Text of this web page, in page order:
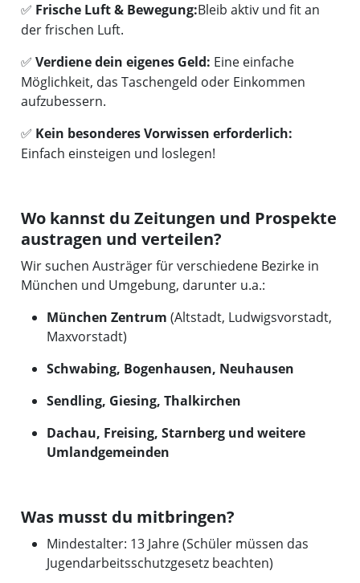
✅ Frische Luft & Bewegung:Bleib aktiv und fit an
der frischen Luft.
✅ Verdiene dein eigenes Geld: Eine einfache
Möglichkeit, das Taschengeld oder Einkommen
aufzubessern.
✅ Kein besonderes Vorwissen erforderlich:
Einfach einsteigen und loslegen!
Wo kannst du Zeitungen und Prospekte
austragen und verteilen?
Wir suchen Austräger für verschiedene Bezirke in
München und Umgebung, darunter u.a.:
München Zentrum (Altstadt, Ludwigsvorstadt,
Maxvorstadt)
Schwabing, Bogenhausen, Neuhausen
Sendling, Giesing, Thalkirchen
Dachau, Freising, Starnberg und weitere
Umlandgemeinden
Was musst du mitbringen?
Mindestalter: 13 Jahre (Schüler müssen das
Jugendarbeitsschutzgesetz beachten)